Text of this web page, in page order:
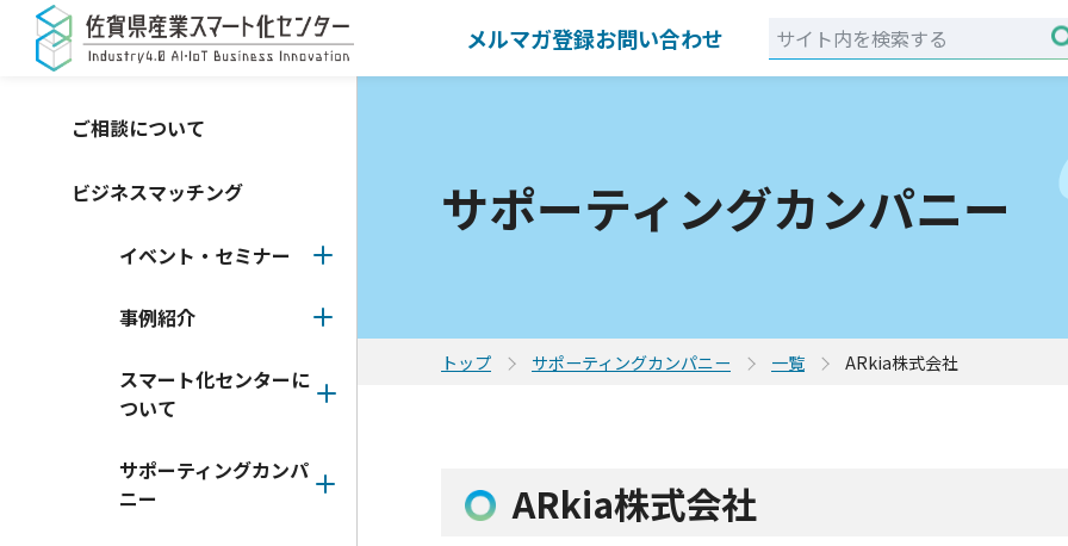
メルマガ登録お問い合わせ
ご相談について
ビジネスマッチング
イベント・セミナー
事例紹介
スマート化センターに
ついて
サポーティングカンパ
ニー
サポーティングカンパニー
トップ サポーティングカンパニー 一覧 ARkia株式会社
ARkia株式会社